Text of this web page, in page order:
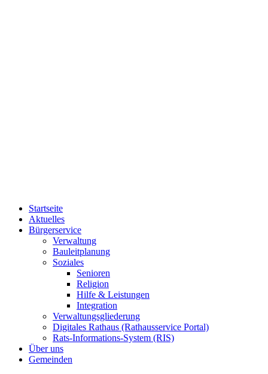
Startseite
Aktuelles
Bürgerservice
Verwaltung
Bauleitplanung
Soziales
Senioren
Religion
Hilfe & Leistungen
Integration
Verwaltungsgliederung
Digitales Rathaus (Rathausservice Portal)
Rats-Informations-System (RIS)
Über uns
Gemeinden